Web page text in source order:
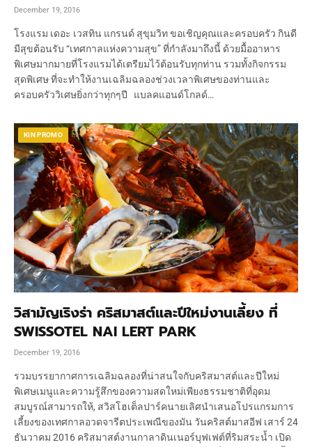
December 19, 2016
โรงแรม เดอะ เวสทิน แกรนด์ สุขุมวิท ขอเชิญคุณและครอบครัว กินดี
มีสุขต้อนรับ “เทศกาลแห่งความสุข” ที่กำลังมาถึงนี้ ด้วยมื้ออาหาร
พิเศษมากมายที่โรงแรมได้เตรียมไว้ต้อนรับทุกท่าน รวมทั้งกิจกรรม
สุดพิเศษ ที่จะทำให้งานเฉลิมฉลองช่วงเวลาพิเศษของท่านและ
ครอบครัววิเศษยิ่งกว่าทุกๆปี แบลคแอนด์โกลด์…
KIN PROMO
วิสามัญเริงร่า คริสมาสต์และปีใหม่งานเลี้ยง ที่
SWISSOTEL NAI LERT PARK
December 19, 2016
รวมบรรยากาศการเฉลิมฉลองที่น่าสนใจกับคริสมาสต์และปีใหม่
พิเศษเมนูและความรู้สึกของความสดใหม่เพียงธรรมชาติที่อุดม
สมบูรณ์สามารถให้, สวิสโฮเต็ลปาร์คนายเลิศนำเสนอโปรแกรมการ
เลี้ยงของเทศกาลอวดจารีตประเพณีของมัน วันคริสต์มาสอีฟ เสาร์ 24
ธันวาคม 2016 คริสมาสต์งานกาลาดินเนอร์บุฟเฟต์ที่ริมสระน้ำ เปิด